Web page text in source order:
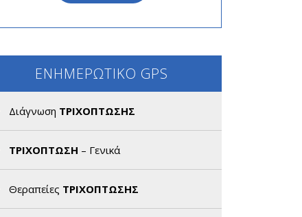
ΕΝΗΜΕΡΩΤΙΚΟ GPS
Διάγνωση ΤΡΙΧΟΠΤΩΣΗΣ
ΤΡΙΧΟΠΤΩΣΗ – Γενικά
Θεραπείες ΤΡΙΧΟΠΤΩΣΗΣ